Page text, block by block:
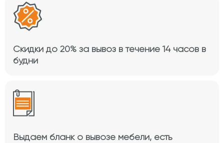
Скидки до 20% за вывоз в течение 14 часов в
будни
Выдаем бланк о вывозе мебели, есть